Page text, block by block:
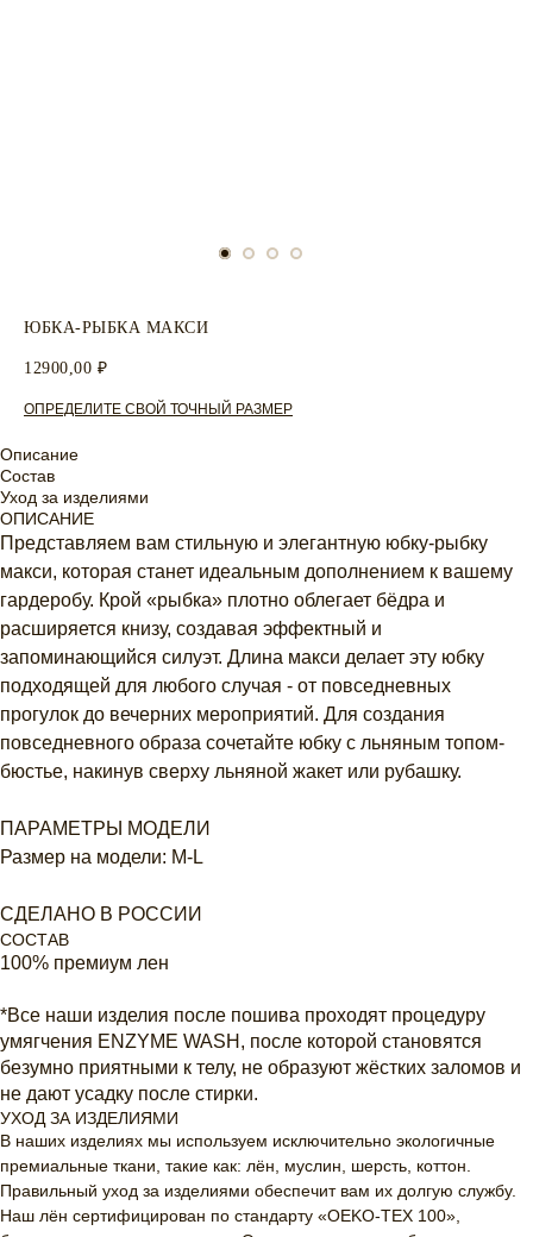
ЮБКА-РЫБКА МАКСИ
12900,00 ₽
ОПРЕДЕЛИТЕ СВОЙ ТОЧНЫЙ РАЗМЕР
Описание
Состав
Уход за изделиями
ОПИСАНИЕ
Представляем вам стильную и элегантную юбку-рыбку
макси, которая станет идеальным дополнением к вашему
гардеробу. Крой «рыбка» плотно облегает бёдра и
расширяется книзу, создавая эффектный и
запоминающийся силуэт. Длина макси делает эту юбку
подходящей для любого случая - от повседневных
прогулок до вечерних мероприятий. Для создания
повседневного образа сочетайте юбку с льняным топом-
бюстье, накинув сверху льняной жакет или рубашку.
ПАРАМЕТРЫ МОДЕЛИ
Размер на модели: M-L
СДЕЛАНО В РОССИИ
СОСТАВ
100% премиум лен
*Все наши изделия после пошива проходят процедуру
умягчения ENZYME WASH, после которой становятся
безумно приятными к телу, не образуют жёстких заломов и
не дают усадку после стирки.
УХОД ЗА ИЗДЕЛИЯМИ
В наших изделиях мы используем исключительно экологичные
премиальные ткани, такие как: лён, муслин, шерсть, коттон.
Правильный уход за изделиями обеспечит вам их долгую службу.
Наш лён сертифицирован по стандарту «OEKO-TEX 100»,